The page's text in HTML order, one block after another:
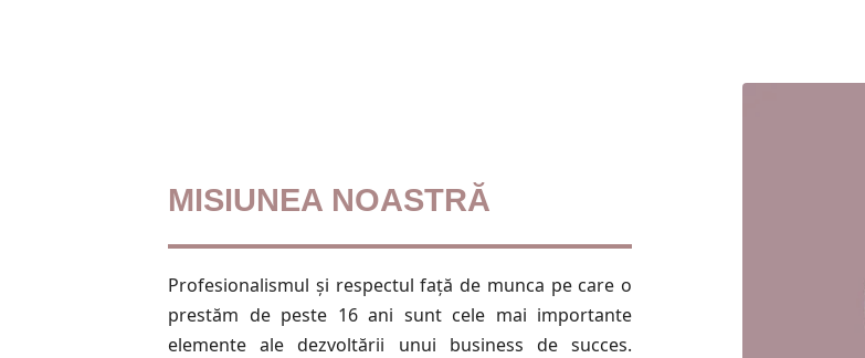
MISIUNEA NOASTRĂ
Profesionalismul și respectul față de munca pe care o
prestăm de peste 16 ani sunt cele mai importante
elemente ale dezvoltării unui business de succes.